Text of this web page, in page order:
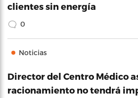
clientes sin energía
0
Noticias
Director del Centro Médico
racionamiento no tendrá